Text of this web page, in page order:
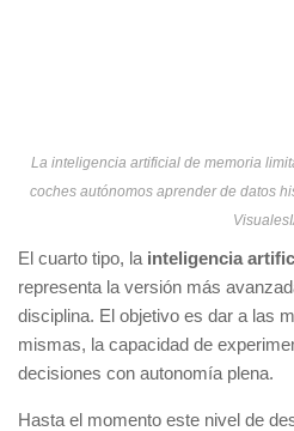
La inteligencia artificial de memoria
coches autónomos aprender de datos
El cuarto tipo, la inteligencia
representa la versión más
disciplina. El objetivo es dar a las
mismas, la capacidad de
decisiones con autonomía plena.
Hasta el momento este nivel de